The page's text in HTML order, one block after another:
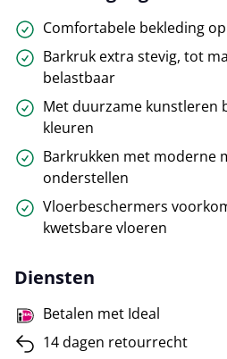
Comfortabele bekleding
Barkruk extra stevig, tot
belastbaar
Met duurzame kunstleren
kleuren
Barkrukken met moderne
onderstellen
Vloerbeschermers
kwetsbare vloeren
Diensten
Betalen met Ideal
14 dagen retourrecht